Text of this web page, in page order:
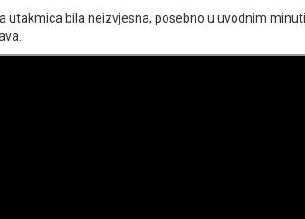
utakmica bila neizvjesna, posebno u uvodnim